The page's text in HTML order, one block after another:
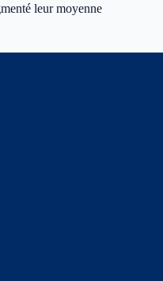
leur moyenne